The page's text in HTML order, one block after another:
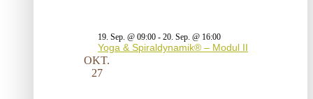
19. Sep. @ 09:00 - 20. Sep. @ 16:00
Yoga & Spiraldynamik® – Modul II
OKT.
27